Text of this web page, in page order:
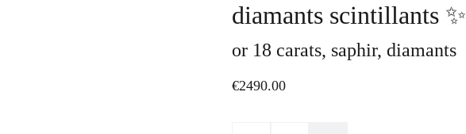
diamants scintillants ✨
or 18 carats, saphir, diamants
€2490.00